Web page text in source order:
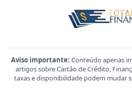
Aviso importante: Conteúdo apenas
artigos sobre Cartão de Crédito,
taxas e disponibilidade podem mudar